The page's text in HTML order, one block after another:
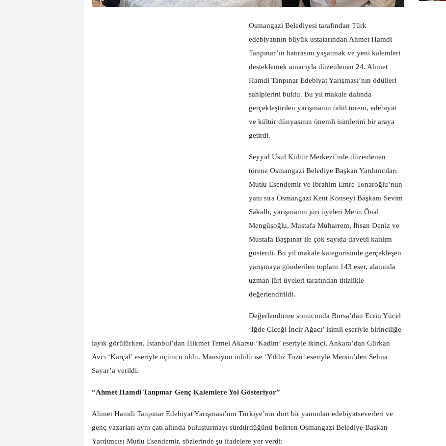
Osmangazi Belediyesi tarafından Türk
edebiyatının büyük ustalarından Ahmet Hamdi
Tanpınar’ın hatırasını yaşatmak ve yeni kalemleri
desteklemek amacıyla düzenlenen 24. Ahmet
Hamdi Tanpınar Edebiyat Yarışması’nın ödülleri
sahiplerini buldu. Bu yıl makale dalında
gerçekleştirilen yarışmanın ödül töreni, edebiyat
ve kültür dünyasının önemli isimlerini bir araya
getirdi.
Seyyid Usul Kültür Merkezi’nde düzenlenen
törene Osmangazi Belediye Başkan Yardımcıları
Mutlu Esendemir ve İbrahim Emre Tonaroğlu’nun
yanı sıra Osmangazi Kent Konseyi Başkanı Sevim
Sakallı, yarışmanın jüri üyeleri Metin Önal
Mengüşoğlu, Mustafa Muharrem, İhsan Deniz ve
Mustafa Başpınar ile çok sayıda davetli katılım
gösterdi. Bu yıl makale kategorisinde gerçekleşen
yarışmaya gönderilen toplam 143 eser, alanında
uzman jüri üyeleri tarafından titizlikle
değerlendirildi.
Değerlendirme sonucunda Bursa’dan Ecrin Yücel
‘İğde Çiçeği İncir Ağacı’ isimli eseriyle birinciliğe
layık görülürken, İstanbul’dan Hikmet Temel Akarsu ‘Kadim’ eseriyle ikinci, Ankara’dan Gürkan
Avcı ‘Karçal’ eseriyle üçüncü oldu. Mansiyon ödülü ise ‘Yıldız Tozu’ eseriyle Mersin’den Selma
Sayar’a verildi.
“Ahmet Hamdi Tanpınar Genç Kalemlere Yol Gösteriyor”
Ahmet Hamdi Tanpınar Edebiyat Yarışması’nın Türkiye’nin dört bir yanından edebiyatseverleri ve
genç yazarları aynı çatı altında buluşturmayı sürdürdüğünü belirten Osmangazi Belediye Başkan
Yardımcısı Mutlu Esendemir, sözlerinde şu ifadelere yer verdi: